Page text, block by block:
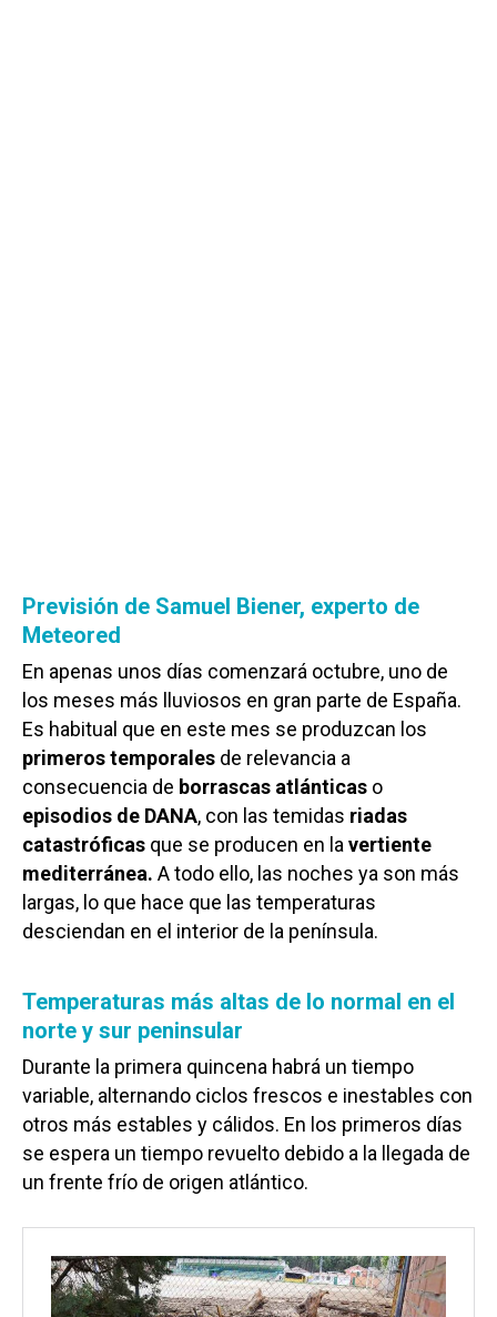
Previsión de Samuel Biener, experto de
Meteored
En apenas unos días comenzará octubre, uno de
los meses más lluviosos en gran parte de España.
Es habitual que en este mes se produzcan los
primeros temporales de relevancia a
consecuencia de borrascas atlánticas o
episodios de DANA, con las temidas riadas
catastróficas que se producen en lavertiente
mediterránea. A todo ello, las noches ya son más
largas, lo que hace que las temperaturas
desciendan en el interior de la península.
Temperaturas más altas de lo normal en el
norte y sur peninsular
Durante la primera quincena habrá un tiempo
variable, alternando ciclos frescos e inestables con
otros más estables y cálidos. En los primeros días
se espera un tiempo revuelto debido a la llegada de
un frente frío de origen atlántico.